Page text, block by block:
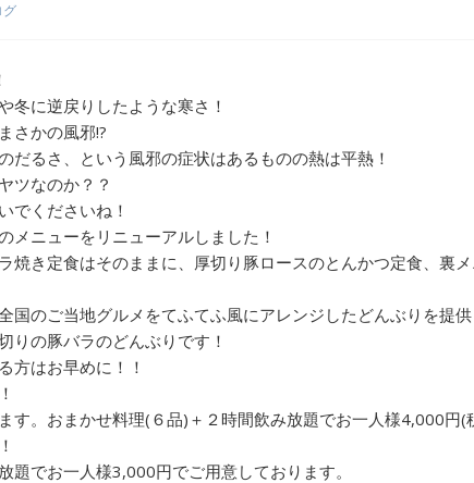
時符詩 Monthly Live vol.44
最近のコメント
アーカイブ
2026年8月
2026年7月
2026年4月
2026年3月
2026年1月
グ
冬に逆戻りしたような寒さ！
さかの風邪!?
だるさ、という風邪の症状はあるものの熱は平熱！
ツなのか？？
でくださいね！
メニューをリニューアルしました！
焼き定食はそのままに、厚切り豚ロースのとんかつ定食、裏
国のご当地グルメをてふてふ風にアレンジしたどんぶりを提
りの豚バラのどんぶりです！
方はお早めに！！
す。おまかせ料理(６品)＋２時間飲み放題でお一人様4,000円(
題でお一人様3,000円でご用意しております。